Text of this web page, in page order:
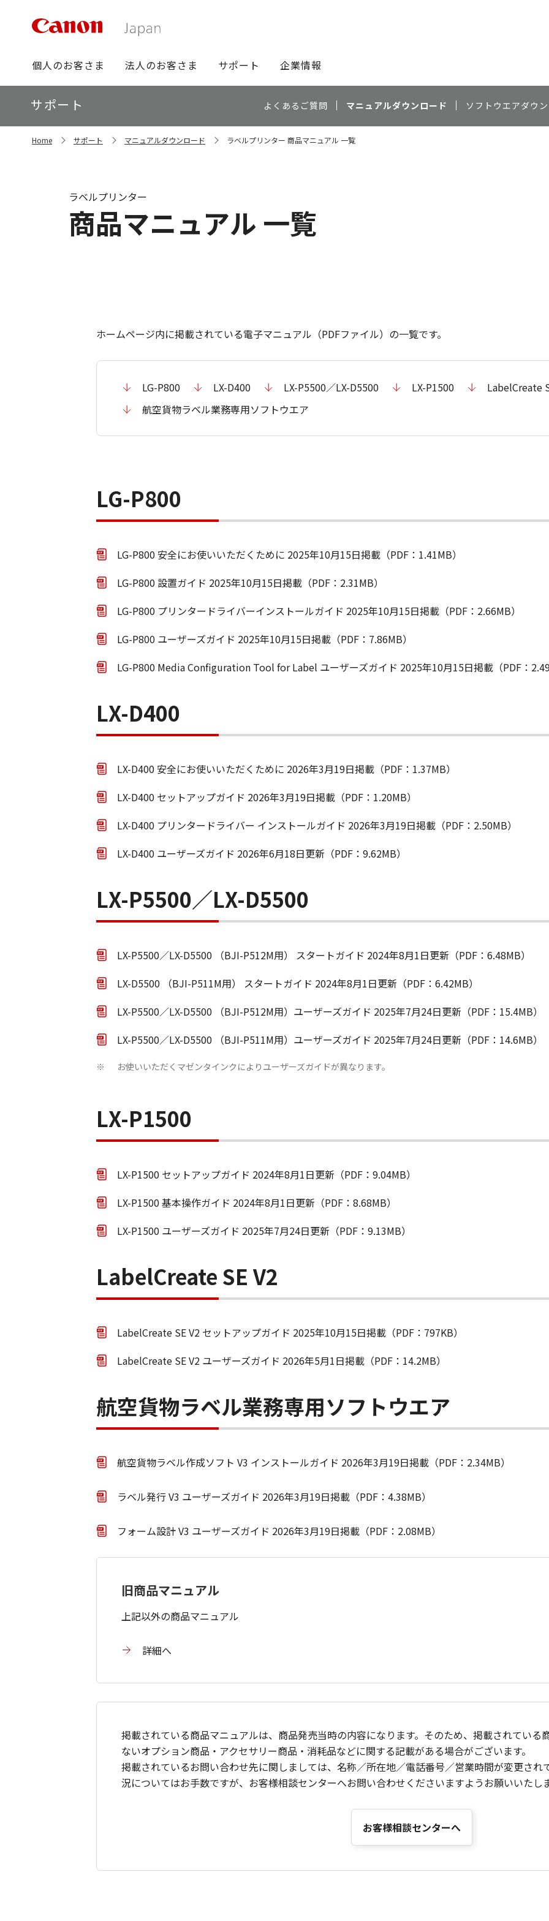
グ
ロ
ー
バ
ビ
個人のお客さま 法人のお客さま サポート 企業情報
ロ
ー
カ
ル
サポート よくあるご質問 マニュアルダウンロード ソフトウエアダウ
Home サポート マニュアルダウンロード ラベルプリンター 商品マニュアル 一覧
商品マニュアル 一覧
ラベルプリンター
ホームページ内に掲載されている電子マニュアル（PDFファイル）の一覧です。
LG-P800 LX-D400 LX-P5500／LX-D5500 LX-P1500
LabelCreate
航空貨物ラベル業務専用ソフトウエア
LG-P800
LG-P800 安全にお使いいただくために 2025年10月15日掲載（PDF：1.41MB）
LG-P800 設置ガイド 2025年10月15日掲載（PDF：2.31MB）
LG-P800 プリンタードライバーインストールガイド 2025年10月15日掲載（PDF：2.66MB）
LG-P800 ユーザーズガイド 2025年10月15日掲載（PDF：7.86MB）
LG-P800 Media Configuration Tool for Label ユーザーズガイド 2025年10月15日掲載（PDF：
LX-D400
LX-D400 安全にお使いいただくために 2026年3月19日掲載（PDF：1.37MB）
LX-D400 セットアップガイド 2026年3月19日掲載（PDF：1.20MB）
LX-D400 プリンタードライバー インストールガイド 2026年3月19日掲載（PDF：2.50MB）
LX-D400 ユーザーズガイド 2026年6月18日更新（PDF：9.62MB）
LX-P5500／LX-D5500
LX-P5500／LX-D5500 （BJI-P512M用） スタートガイド 2024年8月1日更新（PDF：6.48MB）
LX-D5500 （BJI-P511M用） スタートガイド 2024年8月1日更新（PDF：6.42MB）
LX-P5500／LX-D5500 （BJI-P512M用）ユーザーズガイド 2025年7月24日更新（PDF：15.4MB）
LX-P5500／LX-D5500 （BJI-P511M用）ユーザーズガイド 2025年7月24日更新（PDF：14.6MB）
※ お使いいただくマゼンタインクによりユーザーズガイドが異なります。
LX-P1500
LX-P1500 セットアップガイド 2024年8月1日更新（PDF：9.04MB）
LX-P1500 基本操作ガイド 2024年8月1日更新（PDF：8.68MB）
LX-P1500 ユーザーズガイド 2025年7月24日更新（PDF：9.13MB）
LabelCreate SE V2
LabelCreate SE V2 セットアップガイド 2025年10月15日掲載（PDF：797KB）
LabelCreate SE V2 ユーザーズガイド 2026年5月1日掲載（PDF：14.2MB）
航空貨物ラベル業務専用ソフトウエア
航空貨物ラベル作成ソフト V3 インストールガイド 2026年3月19日掲載（PDF：2.34MB）
ラベル発行 V3 ユーザーズガイド 2026年3月19日掲載（PDF：4.38MB）
フォーム設計 V3 ユーザーズガイド 2026年3月19日掲載（PDF：2.08MB）
旧商品マニュアル
上記以外の商品マニュアル
詳細へ
掲載されている商品マニュアルは、商品発売当時の内容になります。そのため、掲載されている
ないオプション商品・アクセサリー商品・消耗品などに関する記載がある場合がございます。
掲載されているお問い合わせ先に関しましては、名称／所在地／電話番号／営業時間が変更され
況についてはお手数ですが、お客様相談センターへお問い合わせくださいますようお願いいたしま
お客様相談センターへ